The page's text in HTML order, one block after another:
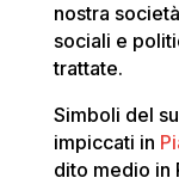
nostra
sociali e
trattate.
Simboli del
impiccati in
dito medio in